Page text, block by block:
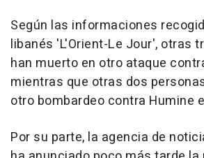
Según las informaciones
libanés 'L'Orient-Le Jour', otras
han muerto en otro ataque
mientras que otras dos
otro bombardeo contra Humine
Por su parte, la agencia de